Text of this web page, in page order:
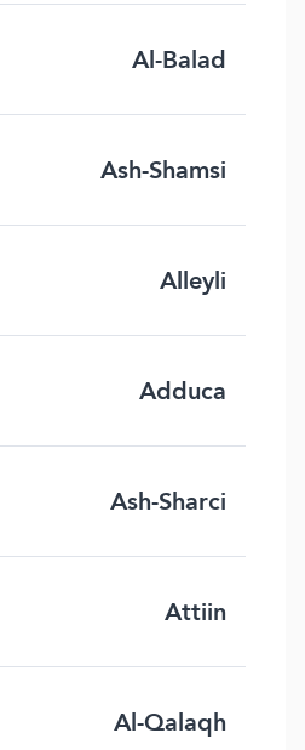
Al-Balad
Ash-Shamsi
Alleyli
Adduca
Ash-Sharci
Attiin
Al-Qalaqh